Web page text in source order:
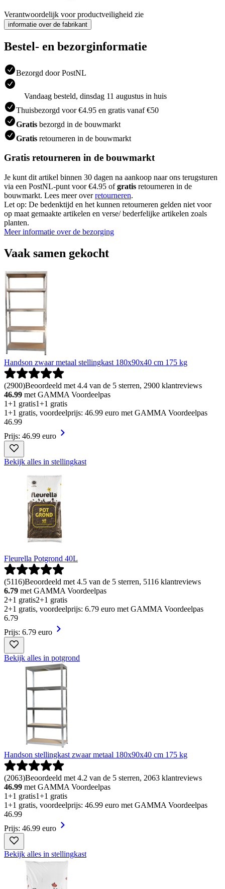
Verantwoordelijk voor productveiligheid zie
informatie over de fabrikant
Bestel- en bezorginformatie
Bezorgd door PostNL
Vandaag besteld, dinsdag 11 augustus in huis
Thuisbezorgd voor €4.95 en gratis vanaf €50
Gratis bezorgd in de bouwmarkt
Gratis retourneren in de bouwmarkt
Gratis retourneren in de bouwmarkt
Je kunt dit artikel binnen 30 dagen na aankoop naar ons terugsturen
via een PostNL-punt voor €4.95 ofgratis retourneren in de
bouwmarkt. Lees meer overretourneren.
Let op: De bedenktijd en het kunnen retourneren gelden niet voor
op maat gemaakte artikelen en verse/ bederfelijke artikelen zoals
planten.
Meer informatie over de bezorging
Vaak samen gekocht
Handson zwaar metaal stellingkast 180x90x40 cm 175 kg
(2900)Beoordeeld met 4.4 van de 5 sterren, 2900 klantreviews
46.99 met GAMMA Voordeelpas
1+1 gratis1+1 gratis
1+1 gratis, voordeelprijs: 46.99 euro met GAMMA Voordeelpas
46.99
Prijs: 46.99 euro
Bekijk alles in stellingkast
Fleurella Potgrond 40L
(5116)Beoordeeld met 4.5 van de 5 sterren, 5116 klantreviews
6.79 met GAMMA Voordeelpas
2+1 gratis2+1 gratis
2+1 gratis, voordeelprijs: 6.79 euro met GAMMA Voordeelpas
6.79
Prijs: 6.79 euro
Bekijk alles in potgrond
Handson stellingkast zwaar metaal 180x90x40 cm 175 kg
(2063)Beoordeeld met 4.2 van de 5 sterren, 2063 klantreviews
46.99 met GAMMA Voordeelpas
1+1 gratis1+1 gratis
1+1 gratis, voordeelprijs: 46.99 euro met GAMMA Voordeelpas
46.99
Prijs: 46.99 euro
Bekijk alles in stellingkast